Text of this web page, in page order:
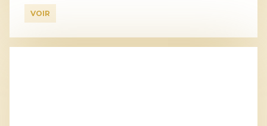
VOIR